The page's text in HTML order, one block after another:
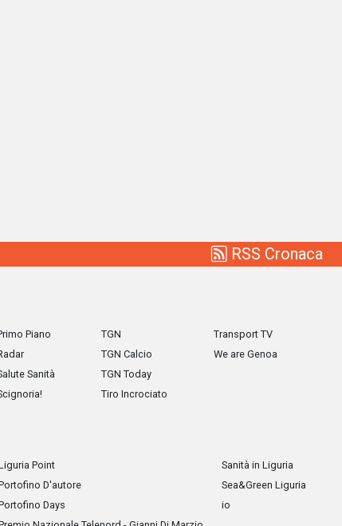
RSS Cronaca
Piano
Sanità
TGN
TGN Calcio
TGN Today
Tiro Incrociato
Transport TV
We are Genoa
Point
D'autore
Days
Sanità in Liguria
Sea&Green Liguria
io